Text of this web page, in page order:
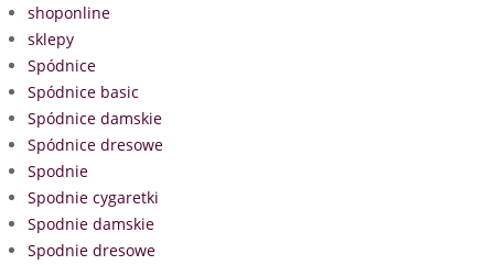
shoponline
sklepy
Spódnice
Spódnice basic
Spódnice damskie
Spódnice dresowe
Spodnie
Spodnie cygaretki
Spodnie damskie
Spodnie dresowe